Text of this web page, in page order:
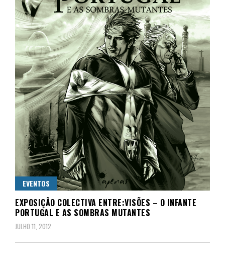
EVENTOS
EXPOSIÇÃO COLECTIVA ENTRE:VISÕES – O INFANTE
PORTUGAL E AS SOMBRAS MUTANTES
JULHO 11, 2012